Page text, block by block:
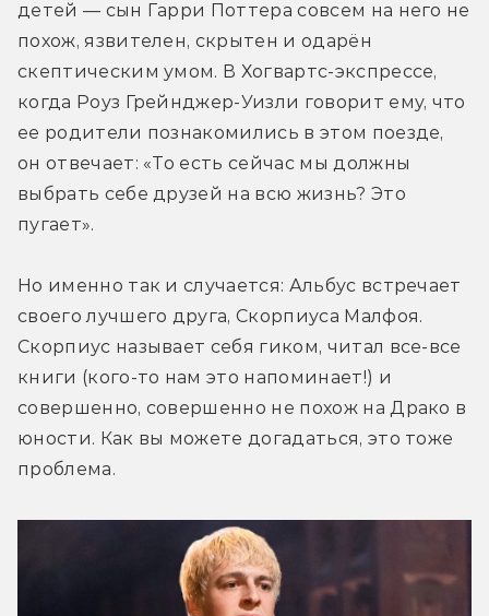
детей — сын Гарри Поттера совсем на него не
похож, язвителен, скрытен и одарён
скептическим умом. В Хогвартс-экспрессе,
когда Роуз Грейнджер-Уизли говорит ему, что
ее родители познакомились в этом поезде,
он отвечает: «То есть сейчас мы должны
выбрать себе друзей на всю жизнь? Это
пугает».
Но именно так и случается: Альбус встречает
своего лучшего друга, Скорпиуса Малфоя.
Скорпиус называет себя гиком, читал все-все
книги (кого-то нам это напоминает!) и
совершенно, совершенно не похож на Драко в
юности. Как вы можете догадаться, это тоже
проблема.